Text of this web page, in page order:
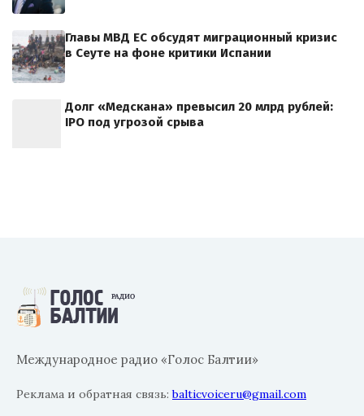
Главы МВД ЕС обсудят миграционный кризис
в Сеуте на фоне критики Испании
Долг «Медскана» превысил 20 млрд рублей:
IPO под угрозой срыва
Международное радио «Голос Балтии»
Реклама и обратная связь:balticvoiceru@gmail.com